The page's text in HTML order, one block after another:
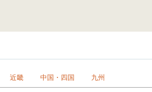
近畿 中国・四国 九州